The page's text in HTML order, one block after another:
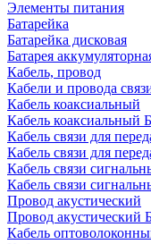
Элементы питания
Батарейка
Батарейка дисковая
Батарея
Кабель, провод
Кабели и провода
Кабель коаксиальный
Кабель коаксиальный
Кабель связи для
Кабель связи для
Кабель связи
Кабель связи
Провод акустический
Провод акустический
Кабель